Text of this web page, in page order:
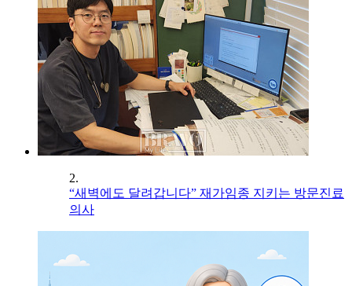
2.
“새벽에도 달려갑니다” 재가임종 지키는 방문진료
의사